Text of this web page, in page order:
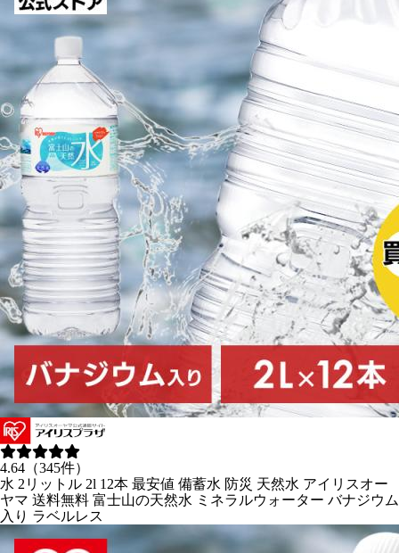
4.64（345件）
水 2リットル 2l 12本 最安値 備蓄水 防災 天然水 アイリスオー
ヤマ 送料無料 富士山の天然水 ミネラルウォーター バナジウム
入り ラベルレス